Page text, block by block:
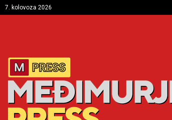
7. kolovoza 2026